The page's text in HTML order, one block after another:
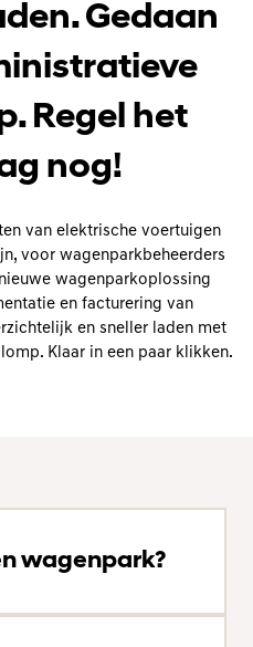
Gedaan
Regel het
nog!
van elektrische voertuigen
voor wagenparkbeheerders
wagenparkoplossing
en facturering van
en sneller laden met
Klaar in een paar klikken.
wagenpark?